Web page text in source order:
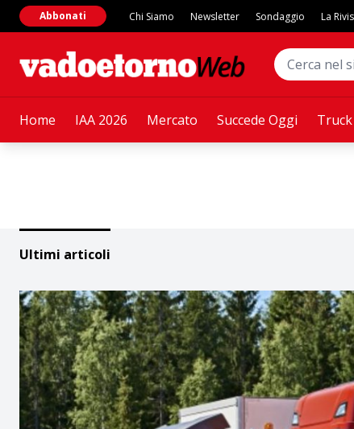
Home IAA 2026 Mercato Succede Oggi Truck
Abbonati Chi Siamo Newsletter Sondaggio La
Ultimi articoli